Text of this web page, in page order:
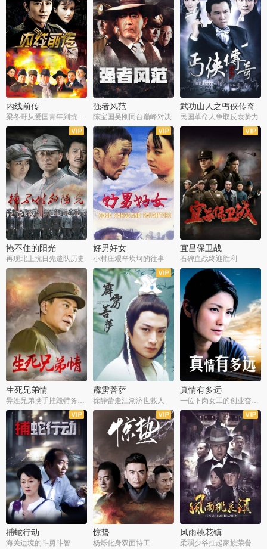
内线前传 强者风范
陈宝国吴刚同台巅峰对决
武功山人之丐侠传奇
民国革命人争取反袁势力
全38集
掩不住的阳光
再现北上抗日先遣队历史
全9集
好男好女
小村庄艰辛坎坷的往事
全35集
宜昌保卫战
石碑血战终迎胜利
全37集
生死兄弟情
异姓兄弟携手摧毁特务阴谋
全40集
霹雳菩萨
徐静蕾走江湖济世救人
全25集
真情有多远
一位下岗女工的创业奋斗史
全22集
捕蛇行动
海关边境的斗勇斗智
全39集
惊蛰
杨烁化身双面特工
全36集
风雨桃花镇
柔弱少爷扛起家族荣誉